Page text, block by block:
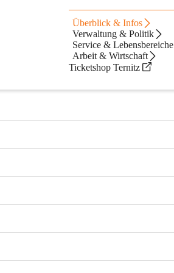
Überblick & Infos
Verwaltung & Politik
Service & Lebensbereiche
Arbeit & Wirtschaft
Ticketshop Ternitz